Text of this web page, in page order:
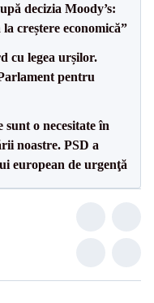
decizia Moody’s:
creștere economică”
cu legea urșilor.
pentru
o necesitate în
noastre. PSD a
european de urgenţă